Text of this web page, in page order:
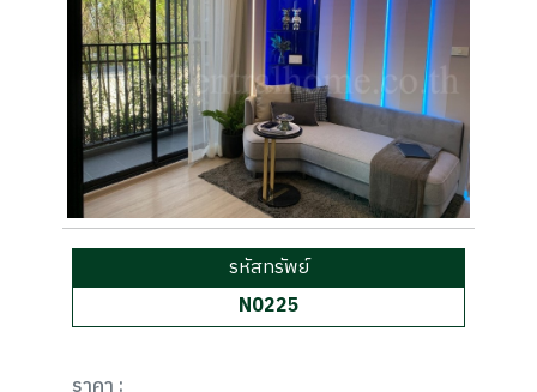
รหัสทรัพย์
N0225